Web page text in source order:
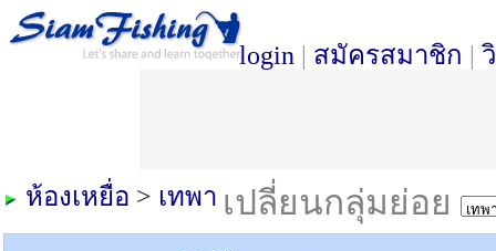
login | สมัครสมาชิก |
เปลี่ยนกลุ่มย่อย
ห้องเหยื่อ > เทพา